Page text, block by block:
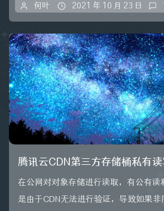
何叶 2021 年 10 月 23 日
腾讯云CDN第三方存储桶私有
在公网对对象存储进行读取，有公有
是由于CDN无法进行验证，导致如果